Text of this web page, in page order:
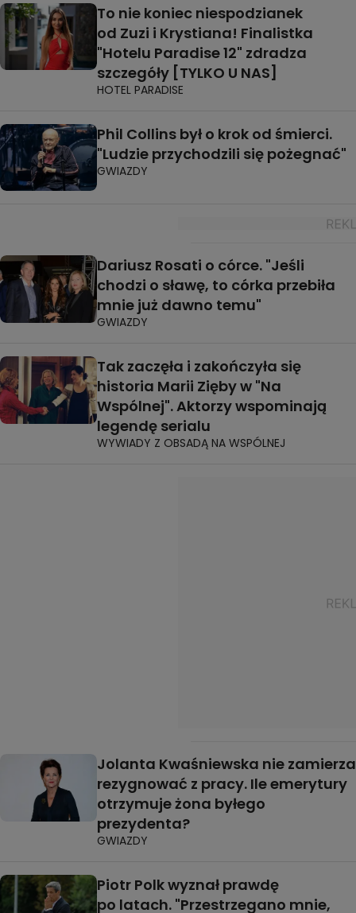
To nie koniec niespodzianek
od Zuzi i Krystiana! Finalistka
"Hotelu Paradise 12" zdradza
szczegóły [TYLKO U NAS]
HOTEL PARADISE
Phil Collins był o krok od śmierci.
"Ludzie przychodzili się pożegnać"
GWIAZDY
Dariusz Rosati o córce. "Jeśli
chodzi o sławę, to córka przebiła
mnie już dawno temu"
GWIAZDY
Tak zaczęła i zakończyła się
historia Marii Zięby w "Na
Wspólnej". Aktorzy wspominają
legendę serialu
WYWIADY Z OBSADĄ NA WSPÓLNEJ
Jolanta Kwaśniewska nie zamierza
rezygnować z pracy. Ile emerytury
otrzymuje żona byłego
prezydenta?
GWIAZDY
Piotr Polk wyznał prawdę
po latach. "Przestrzegano mnie,